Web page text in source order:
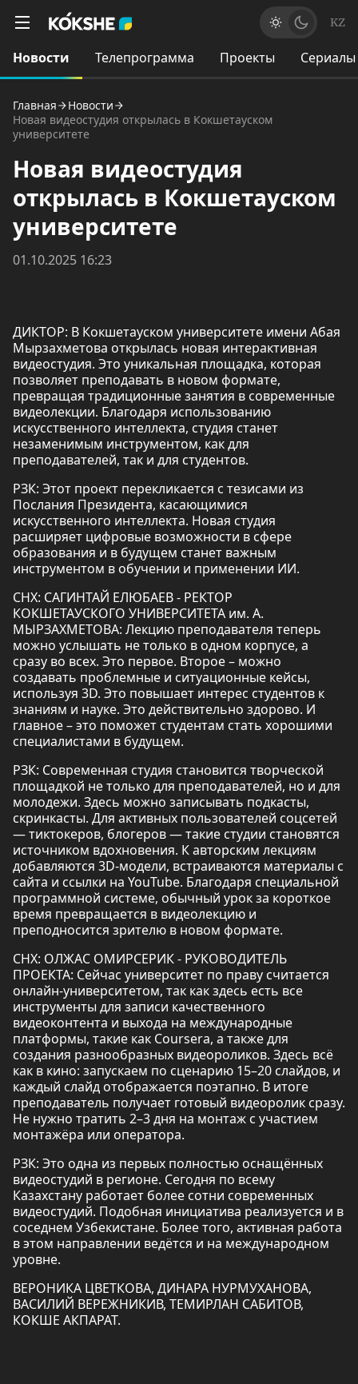
KZ
Новости Телепрограмма Проекты Сериалы
Главная
Новости
Новая видеостудия открылась в Кокшетауском
университете
Новая видеостудия
открылась в Кокшетауском
университете
01.10.2025 16:23
ДИКТОР: В Кокшетауском университете имени Абая
Мырзахметова открылась новая интерактивная
видеостудия. Это уникальная площадка, которая
позволяет преподавать в новом формате,
превращая традиционные занятия в современные
видеолекции. Благодаря использованию
искусственного интеллекта, студия станет
незаменимым инструментом, как для
преподавателей, так и для студентов.
РЗК: Этот проект перекликается с тезисами из
Послания Президента, касающимися
искусственного интеллекта. Новая студия
расширяет цифровые возможности в сфере
образования и в будущем станет важным
инструментом в обучении и применении ИИ.
СНХ: САГИНТАЙ ЕЛЮБАЕВ - РЕКТОР
КОКШЕТАУСКОГО УНИВЕРСИТЕТА им. А.
МЫРЗАХМЕТОВА: Лекцию преподавателя теперь
можно услышать не только в одном корпусе, а
сразу во всех. Это первое. Второе – можно
создавать проблемные и ситуационные кейсы,
используя 3D. Это повышает интерес студентов к
знаниям и науке. Это действительно здорово. И
главное – это поможет студентам стать хорошими
специалистами в будущем.
РЗК: Современная студия становится творческой
площадкой не только для преподавателей, но и для
молодежи. Здесь можно записывать подкасты,
скринкасты. Для активных пользователей соцсетей
— тиктокеров, блогеров — такие студии становятся
источником вдохновения. К авторским лекциям
добавляются 3D-модели, встраиваются материалы с
сайта и ссылки на YouTube. Благодаря специальной
программной системе, обычный урок за короткое
время превращается в видеолекцию и
преподносится зрителю в новом формате.
СНХ: ОЛЖАС ОМИРСЕРИК - РУКОВОДИТЕЛЬ
ПРОЕКТА: Сейчас университет по праву считается
онлайн-университетом, так как здесь есть все
инструменты для записи качественного
видеоконтента и выхода на международные
платформы, такие как Coursera, а также для
создания разнообразных видеороликов. Здесь всё
как в кино: запускаем по сценарию 15–20 слайдов, и
каждый слайд отображается поэтапно. В итоге
преподаватель получает готовый видеоролик сразу.
Не нужно тратить 2–3 дня на монтаж с участием
монтажёра или оператора.
РЗК: Это одна из первых полностью оснащённых
видеостудий в регионе. Сегодня по всему
Казахстану работает более сотни современных
видеостудий. Подобная инициатива реализуется и в
соседнем Узбекистане. Более того, активная работа
в этом направлении ведётся и на международном
уровне.
ВЕРОНИКА ЦВЕТКОВА, ДИНАРА НУРМУХАНОВА,
ВАСИЛИЙ ВЕРЕЖНИКИВ, ТЕМИРЛАН САБИТОВ,
КОКШЕ АКПАРАТ.